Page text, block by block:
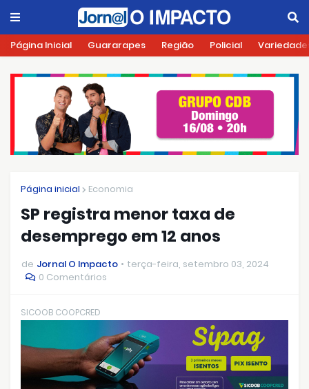
Página Inicial Guararapes Região Policial
Página inicial Economia
SP registra menor taxa de
desemprego em 12 anos
de Jornal O Impacto
terça-feira, setembro 03, 2024
0 Comentários
SICOOB COOPCRED